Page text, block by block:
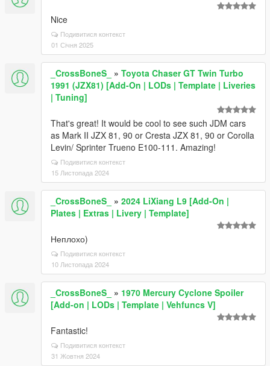
Nice
Подивитися контекст
01 Січня 2025
_CrossBoneS_ » Toyota Chaser GT Twin Turbo
1991 (JZX81) [Add-On | LODs | Template | Liveries
| Tuning]
That's great! It would be cool to see such JDM cars
as Mark II JZX 81, 90 or Cresta JZX 81, 90 or Corolla
Levin/ Sprinter Trueno E100-111. Amazing!
Подивитися контекст
15 Листопада 2024
_CrossBoneS_ » 2024 LiXiang L9 [Add-On |
Plates | Extras | Livery | Template]
Неплохо)
Подивитися контекст
10 Листопада 2024
_CrossBoneS_ » 1970 Mercury Cyclone Spoiler
[Add-on | LODs | Template | Vehfuncs V]
Fantastic!
Подивитися контекст
31 Жовтня 2024